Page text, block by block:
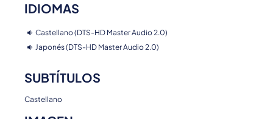
IDIOMAS
Castellano (DTS-HD Master Audio 2.0)
Japonés (DTS-HD Master Audio 2.0)
SUBTÍTULOS
Castellano